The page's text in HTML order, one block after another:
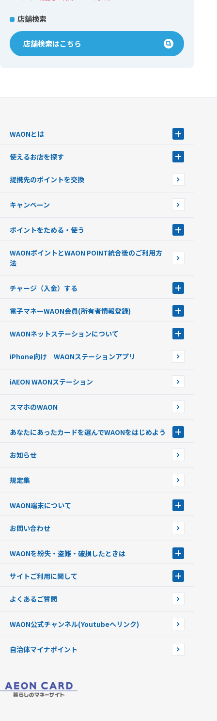
店舗検索
店舗検索はこちら
WAONとは
WAONを申込む
インターネット上でのお買い物について（ネット決済）
使えるお店を探す
店舗検索
イオン銀行ATM設置場所
提携先のポイントを交換
キャンペーン
ポイントをためる・使う
ポイントの有効期限について
WAONポイントとWAON POINT統合後のご利用方
法
チャージ（入金）する
現金でチャージする
銀行口座・ATMからチャージする
オートチャージ
ポイントからチャージする
チャージ上限金額の変更について
電子マネーWAON会員(所有者情報登録)
WAON POINTサービス会員登録に伴う個人データの共同利用のお知
WAONネットステーションについて
WAONネットステーションWAON端末について
iPhone向け WAONステーションアプリ
iAEON WAONステーション
スマホのWAON
あなたにあったカードを選んでWAONをはじめよう
フードバンク応援WAON
ご当地WAON
G.G WAON
WAONカード・WAONカードプラス
モバイルWAON
提携WAONカード
お知らせ
規定集
WAON端末について
WAONネットステーション
新型WAONステーション
WAONチャージャーmini
お問い合わせ
WAONを紛失・盗難・破損したときは
WAONカードの拾得について
サイトご利用に関して
企業情報
よくあるご質問
WAON公式チャンネル(Youtubeへリンク)
自治体マイナポイント